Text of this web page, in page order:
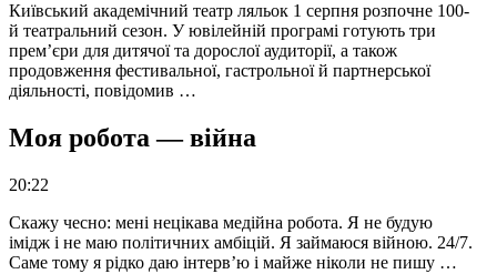
Київський академічний театр ляльок 1 серпня розпочне 100-
й театральний сезон. У ювілейній програмі готують три
прем’єри для дитячої та дорослої аудиторії, а також
продовження фестивальної, гастрольної й партнерської
діяльності, повідомив …
Моя робота — війна
20:22
Скажу чесно: мені нецікава медійна робота. Я не будую
імідж і не маю політичних амбіцій. Я займаюся війною. 24/7.
Саме тому я рідко даю інтерв’ю і майже ніколи не пишу …